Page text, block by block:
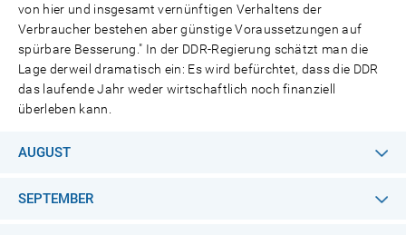
von hier und insgesamt vernünftigen Verhaltens der
Verbraucher bestehen aber günstige Voraussetzungen auf
spürbare Besserung." In der DDR-Regierung schätzt man die
Lage derweil dramatisch ein: Es wird befürchtet, dass die DDR
das laufende Jahr weder wirtschaftlich noch finanziell
überleben kann.
AUGUST
SEPTEMBER